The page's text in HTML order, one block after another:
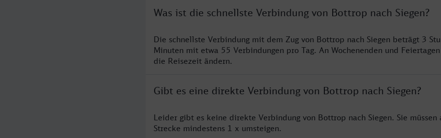
Was ist die schnellste Verbindung von Bottrop nach Siegen?
Die schnellste Verbindung mit dem Zug von Bottrop nach Siegen beträgt 3
Minuten mit etwa 55 Verbindungen pro Tag. An Wochenenden und
die Reisezeit ändern.
Gibt es eine direkte Verbindung von Bottrop nach Siegen?
Leider gibt es keine direkte Verbindung von Bottrop nach Siegen. Sie müssen
Strecke mindestens 1 x umsteigen.